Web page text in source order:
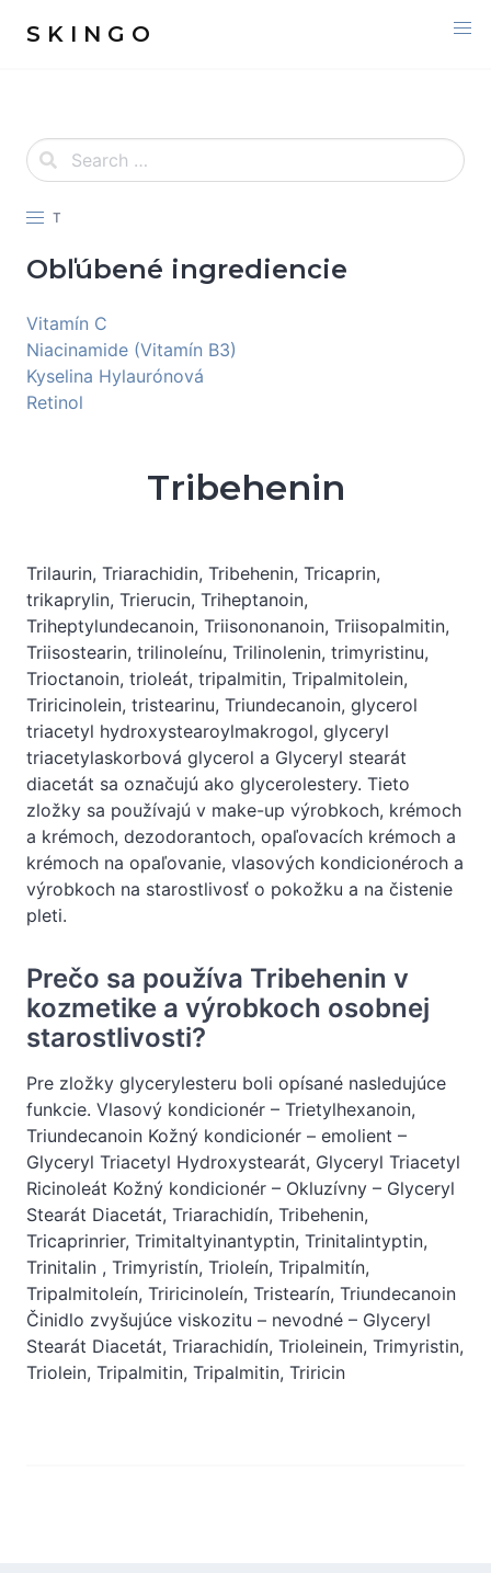
S K I N G O
T
Obľúbené ingrediencie
Vitamín C
Niacinamide (Vitamín B3)
Kyselina Hylaurónová
Retinol
Tribehenin
Trilaurin, Triarachidin, Tribehenin, Tricaprin,
trikaprylin, Trierucin, Triheptanoin,
Triheptylundecanoin, Triisononanoin, Triisopalmitin,
Triisostearin, trilinoleínu, Trilinolenin, trimyristinu,
Trioctanoin, trioleát, tripalmitin, Tripalmitolein,
Triricinolein, tristearinu, Triundecanoin, glycerol
triacetyl hydroxystearoylmakrogol, glyceryl
triacetylaskorbová glycerol a Glyceryl stearát
diacetát sa označujú ako glycerolestery. Tieto
zložky sa používajú v make-up výrobkoch, krémoch
a krémoch, dezodorantoch, opaľovacích krémoch a
krémoch na opaľovanie, vlasových kondicionéroch a
výrobkoch na starostlivosť o pokožku a na čistenie
pleti.
Prečo sa používa Tribehenin v
kozmetike a výrobkoch osobnej
starostlivosti?
Pre zložky glycerylesteru boli opísané nasledujúce
funkcie. Vlasový kondicionér – Trietylhexanoin,
Triundecanoin Kožný kondicionér – emolient –
Glyceryl Triacetyl Hydroxystearát, Glyceryl Triacetyl
Ricinoleát Kožný kondicionér – Okluzívny – Glyceryl
Stearát Diacetát, Triarachidín, Tribehenin,
Tricaprinrier, Trimitaltyinantyptin, Trinitalintyptin,
Trinitalin , Trimyristín, Trioleín, Tripalmitín,
Tripalmitoleín, Triricinoleín, Tristearín, Triundecanoin
Činidlo zvyšujúce viskozitu – nevodné – Glyceryl
Stearát Diacetát, Triarachidín, Trioleinein, Trimyristin,
Triolein, Tripalmitin, Tripalmitin, Triricin